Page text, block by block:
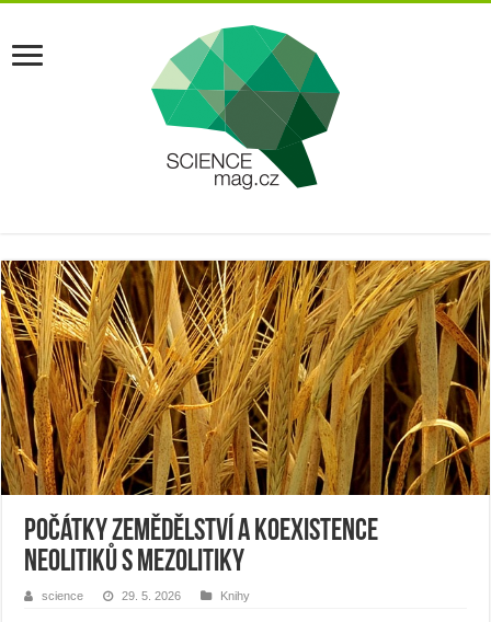
Počátky zemědělství a koexistence
neolitiků s mezolitiky
science 29. 5. 2026 Knihy